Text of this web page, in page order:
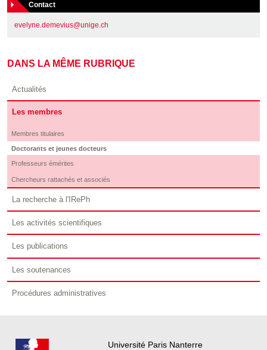
Contact
evelyne.demevius@unige.ch
DANS LA MÊME RUBRIQUE
Actualités
Les membres
Membres titulaires
Doctorants et jeunes docteurs
Professeurs émérites
Chercheurs rattachés et associés
La recherche à l'IRePh
Les activités scientifiques
Les publications
Les soutenances
Procédures administratives
Université Paris Nanterre